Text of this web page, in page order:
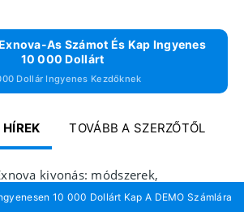
As Számot És Kap Ingyenes
10 000 Dollárt
Dollár Ingyenes Kezdőknek
TOVÁBB A SZERZŐTŐL
kivonás: módszerek,
idők és
10 000 Dollárt Kap A DEMO Számlára